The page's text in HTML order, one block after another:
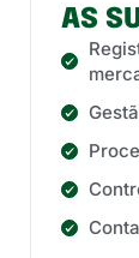
AS